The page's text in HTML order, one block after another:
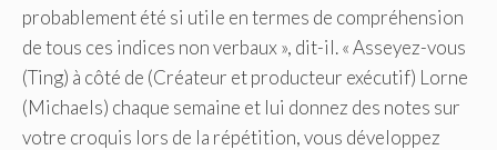
probablement été si utile en termes de compréhension
de tous ces indices non verbaux », dit-il. « Asseyez-vous
(Ting) à côté de (Créateur et producteur exécutif) Lorne
(Michaels) chaque semaine et lui donnez des notes sur
votre croquis lors de la répétition, vous développez